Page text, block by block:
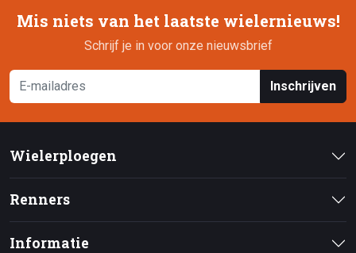
Mis niets van het laatste wielernieuws!
Schrijf je in voor onze nieuwsbrief
Inschrijven
Wielerploegen
Renners
Informatie